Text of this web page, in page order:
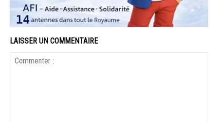
LAISSER UN COMMENTAIRE